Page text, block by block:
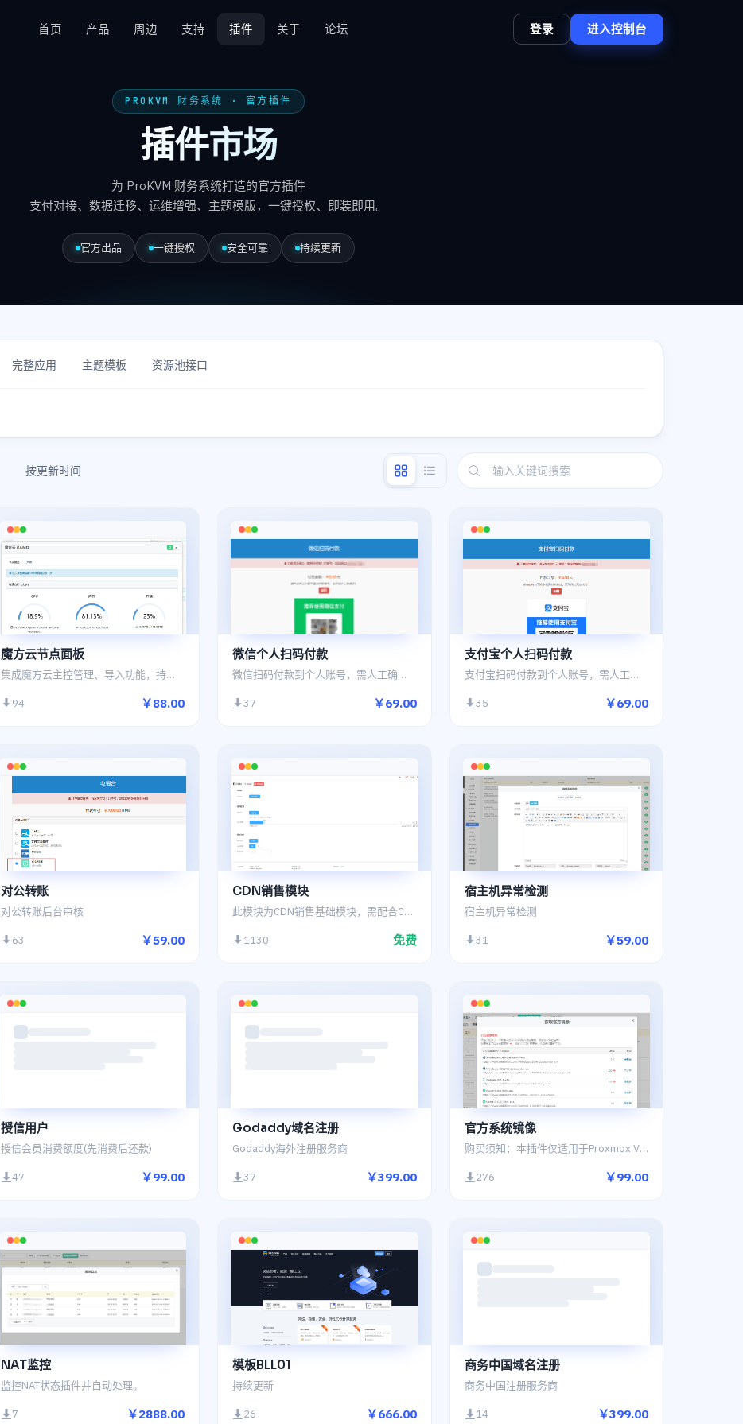
首页 产品 周边 支持 插件 关于 论坛 登录 进入控制台
PROKVM 财务系统 · 官方插件
插件市场
为 ProKVM 财务系统打造的官方插件
支付对接、数据迁移、运维增强、主题模版，一键授权、即装即用。
官方出品 一键授权 安全可靠 持续更新
完整应用 主题模板 资源池接口
按更新时间
魔方云节点面板
集成魔方云主控管理、导入功能，持续更新！
94 ￥88.00
微信个人扫码付款
微信扫码付款到个人账号，需人工确认入账（可通过备注核对账单）
37 ￥69.00
支付宝个人扫码付款
支付宝扫码付款到个人账号，需人工确认入账（可通过备注核对账单）
35 ￥69.00
对公转账
对公转账后台审核
63 ￥59.00
CDN销售模块
此模块为CDN销售基础模块，需配合CDN集成接口模块使用
1130 免费
宿主机异常检测
宿主机异常检测
31 ￥59.00
授信用户
授信会员消费额度(先消费后还款)
47 ￥99.00
Godaddy域名注册
Godaddy海外注册服务商
37 ￥399.00
官方系统镜像
购买须知：本插件仅适用于Proxmox VE和FastOSAPI 使用
276 ￥99.00
NAT监控
监控NAT状态插件并自动处理。
7 ￥2888.00
模板BLL01
持续更新
26 ￥666.00
商务中国域名注册
商务中国注册服务商
14 ￥399.00